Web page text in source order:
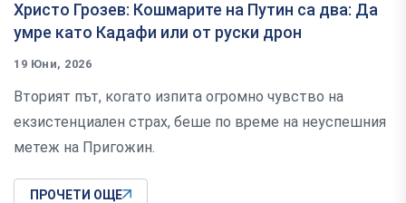
Христо Грозев: Кошмарите на Путин са два: Да
умре като Кадафи или от руски дрон
19 Юни, 2026
Вторият път, когато изпита огромно чувство на
екзистенциален страх, беше по време на неуспешния
метеж на Пригожин.
ПРОЧЕТИ ОЩЕ